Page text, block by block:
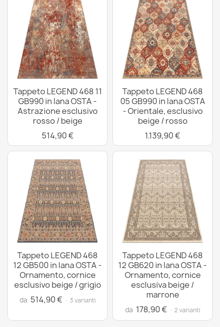
Tappeto LEGEND 468 11
GB990 in lana OSTA -
Astrazione esclusivo
rosso / beige
514,90 €
Tappeto LEGEND 468
05 GB990 in lana OSTA
- Orientale, esclusivo
beige / rosso
1.139,90 €
Tappeto LEGEND 468
12 GB500 in lana OSTA -
Ornamento, cornice
esclusivo beige / grigio
da 514,90 € · 3 varianti
Tappeto LEGEND 468
12 GB620 in lana OSTA -
Ornamento, cornice
esclusiva beige /
marrone
da 178,90 € · 2 varianti